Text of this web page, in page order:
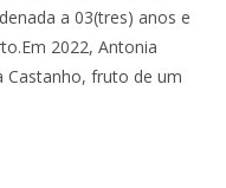
a 03(tres) anos e
2022, Antonia
Castanho, fruto de um